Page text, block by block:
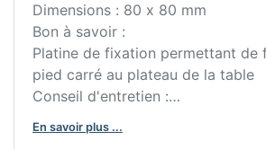
Dimensions : 80 x 80 mm
Bon à savoir :
Platine de fixation permettant de
pied carré au plateau de la table
Conseil d'entretien :
Ne pas utiliser de produit abrasif.
En savoir plus ...